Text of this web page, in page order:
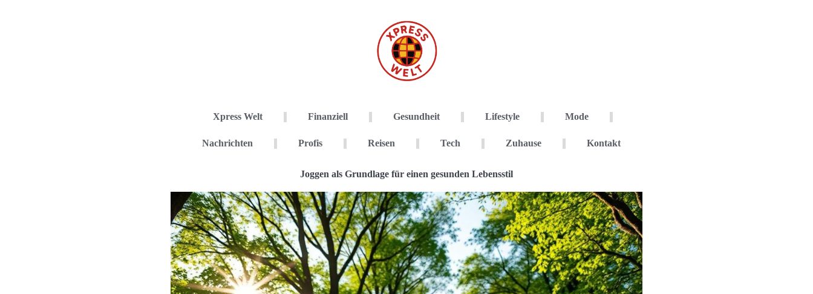
Xpress Welt Finanziell Gesundheit Lifestyle Mode
Nachrichten Profis Reisen Tech Zuhause Kontakt
Joggen als Grundlage für einen gesunden Lebensstil